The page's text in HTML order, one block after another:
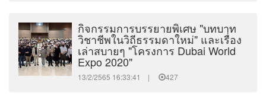
กิจกรรมการบรรยายพิเศษ "บทบาท
วิชาชีพในวิถีธรรมดาใหม่" และเรื่อง
เล่าสบายๆ "โครงการ Dubai World
Expo 2020"
13/2/2565 16:33:41 | 427